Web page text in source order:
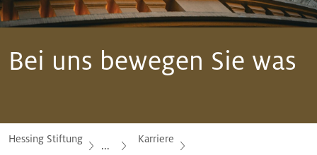
Bei uns bewegen Sie was
Hessing Stiftung
...
Karriere